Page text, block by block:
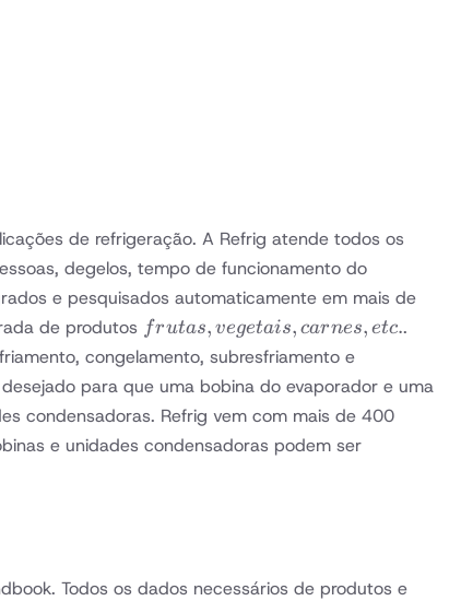
de refrigeração. A Refrig atende todos os
degelos, tempo de funcionamento do
e pesquisados ​​automaticamente em mais de
de produtos frutas,
vegetais,
carnes,
etc.
frutas, vegetais, carnes, etc..
congelamento, subresfriamento e
para que uma bobina do evaporador e uma
condensadoras. Refrig vem com mais de 400
e unidades condensadoras podem ser
Todos os dados necessários de produtos e